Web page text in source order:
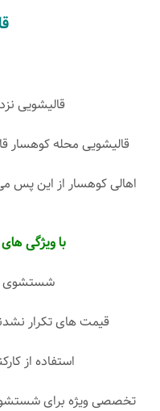
قالیشویی
قالیشویی محله کوهسار
اهالی کوهسار از این پس
با ویژگی
شستشوی
قیمت های تکرار
استفاده از
تخصصی ویژه برای